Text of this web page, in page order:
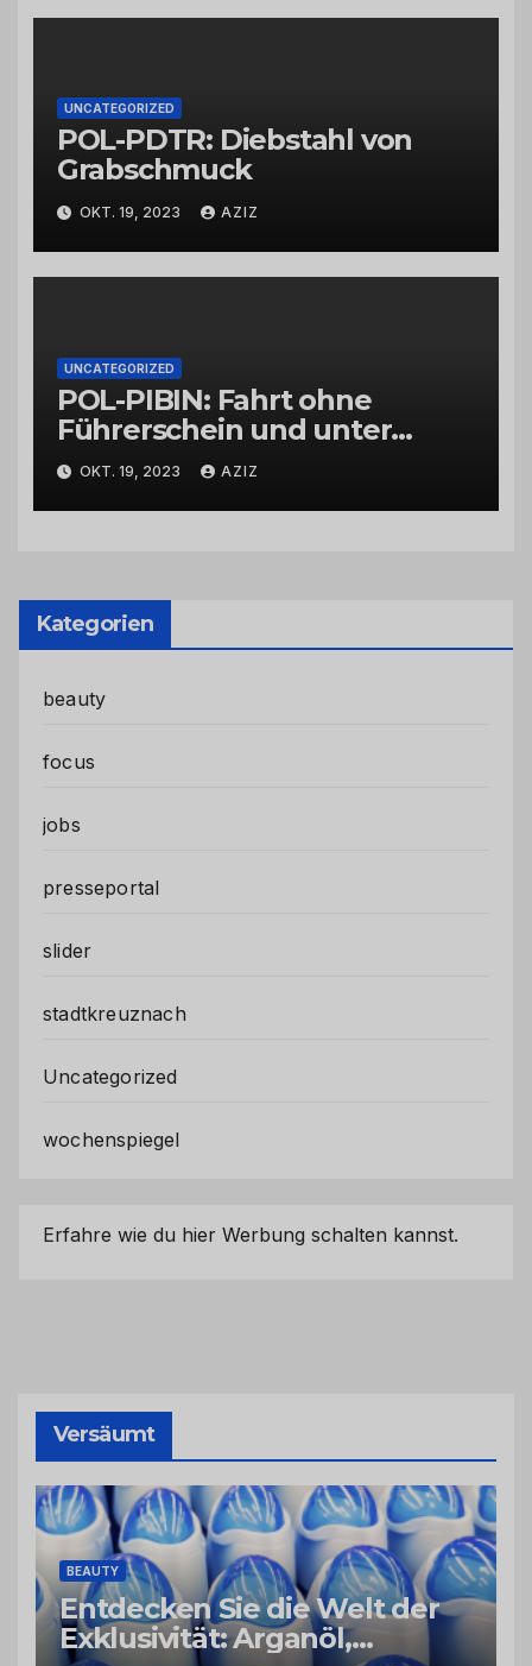
UNCATEGORIZED
POL-PDTR: Diebstahl von
Grabschmuck
OKT. 19, 2023 AZIZ
UNCATEGORIZED
POL-PIBIN: Fahrt ohne
Führerschein und unter
Einfluss von Drogen
OKT. 19, 2023 AZIZ
Kategorien
beauty
focus
jobs
presseportal
slider
stadtkreuznach
Uncategorized
wochenspiegel
Erfahre wie du hier Werbung schalten kannst.
Versäumt
BEAUTY
Entdecken Sie die Welt der
Exklusivität: Arganöl,